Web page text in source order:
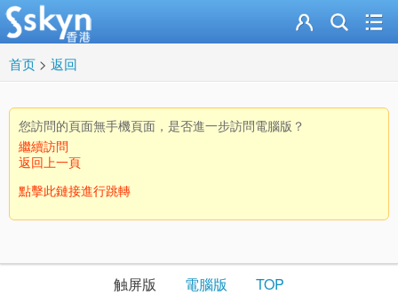
首页 > 返回
您訪問的頁面無手機頁面，是否進一步訪問電腦版？
繼續訪問
返回上一頁
點擊此鏈接進行跳轉
触屏版 電腦版 TOP